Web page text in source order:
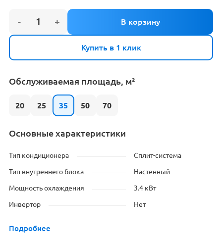
Купить в 1 клик
Обслуживаемая площадь, м²
20 25 35 50 70
Основные характеристики
Тип кондиционера Сплит-система
Тип внутреннего блока Настенный
Мощность охлаждения 3.4 кВт
Инвертор Нет
Подробнее